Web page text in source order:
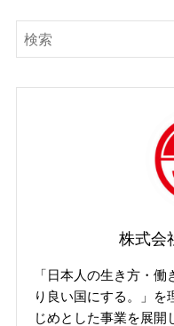
株式会
「日本人の生き方・
り良い国にする。」を
じめとした事業を展開